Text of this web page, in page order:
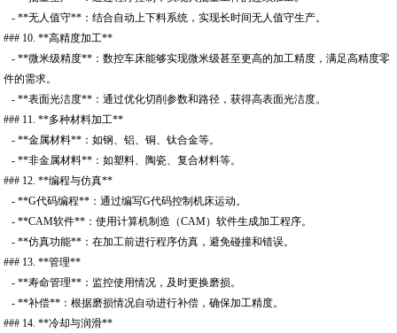
- **无人值守**：结合自动上下料系统，实现长时间无人值守生产。
### 10. **高精度加工**
- **微米级精度**：数控车床能够实现微米级甚至更高的加工精度，满足高精度零
件的需求。
- **表面光洁度**：通过优化切削参数和路径，获得高表面光洁度。
### 11. **多种材料加工**
- **金属材料**：如钢、铝、铜、钛合金等。
- **非金属材料**：如塑料、陶瓷、复合材料等。
### 12. **编程与仿真**
- **G代码编程**：通过编写G代码控制机床运动。
- **CAM软件**：使用计算机制造（CAM）软件生成加工程序。
- **仿真功能**：在加工前进行程序仿真，避免碰撞和错误。
### 13. **管理**
- **寿命管理**：监控使用情况，及时更换磨损。
- **补偿**：根据磨损情况自动进行补偿，确保加工精度。
### 14. **冷却与润滑**